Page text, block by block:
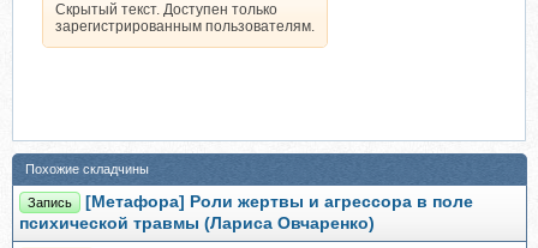
Скрытый текст. Доступен только
зарегистрированным пользователям.
Похожие складчины
Запись
[Метафора] Роли жертвы и агрессора в поле
психической травмы (Лариса Овчаренко)